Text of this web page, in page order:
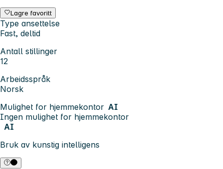
Lagre favoritt
Type ansettelse
Fast, deltid
Antall stillinger
12
Arbeidsspråk
Norsk
Mulighet for hjemmekontor AI
Ingen mulighet for hjemmekontor
AI
Bruk av kunstig intelligens